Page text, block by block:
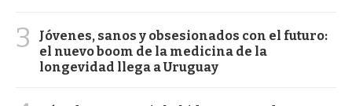
3
Jóvenes, sanos y obsesionados con el futuro:
el nuevo boom de la medicina de la
longevidad llega a Uruguay